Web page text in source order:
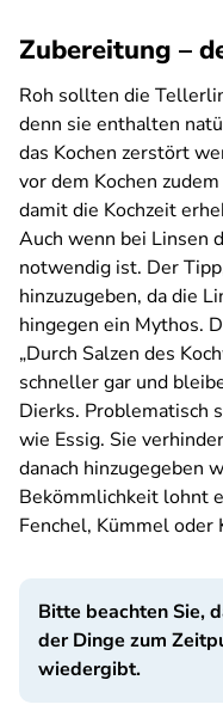
Zubereitung –
Roh sollten die
denn sie enthalten
das Kochen zerstört
vor dem Kochen
damit die Kochzeit
Auch wenn bei Linsen
notwendig ist. Der
hinzuzugeben, da die
hingegen ein Mythos.
„Durch Salzen des
schneller gar und
Dierks. Problematisch
wie Essig. Sie
danach hinzugegeben
Bekömmlichkeit lohnt
Fenchel, Kümmel oder
Bitte beachten Sie,
der Dinge zum
wiedergibt.